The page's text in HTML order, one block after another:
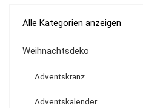
Alle Kategorien anzeigen
Weihnachtsdeko
Adventskranz
Adventskalender